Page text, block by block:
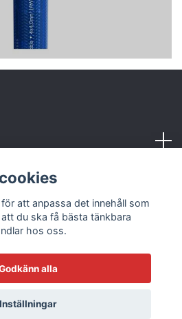
Powered by Quickbutik
att anpassa det innehåll som
du ska få bästa tänkbara
hos oss.
alla
Inställningar